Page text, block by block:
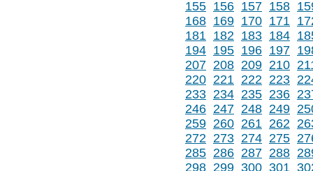
155 156 157 158
168 169 170 171
181 182 183 184
194 195 196 197
207 208 209 210
220 221 222 223
233 234 235 236
246 247 248 249
259 260 261 262
272 273 274 275
285 286 287 288
298 299 300 301